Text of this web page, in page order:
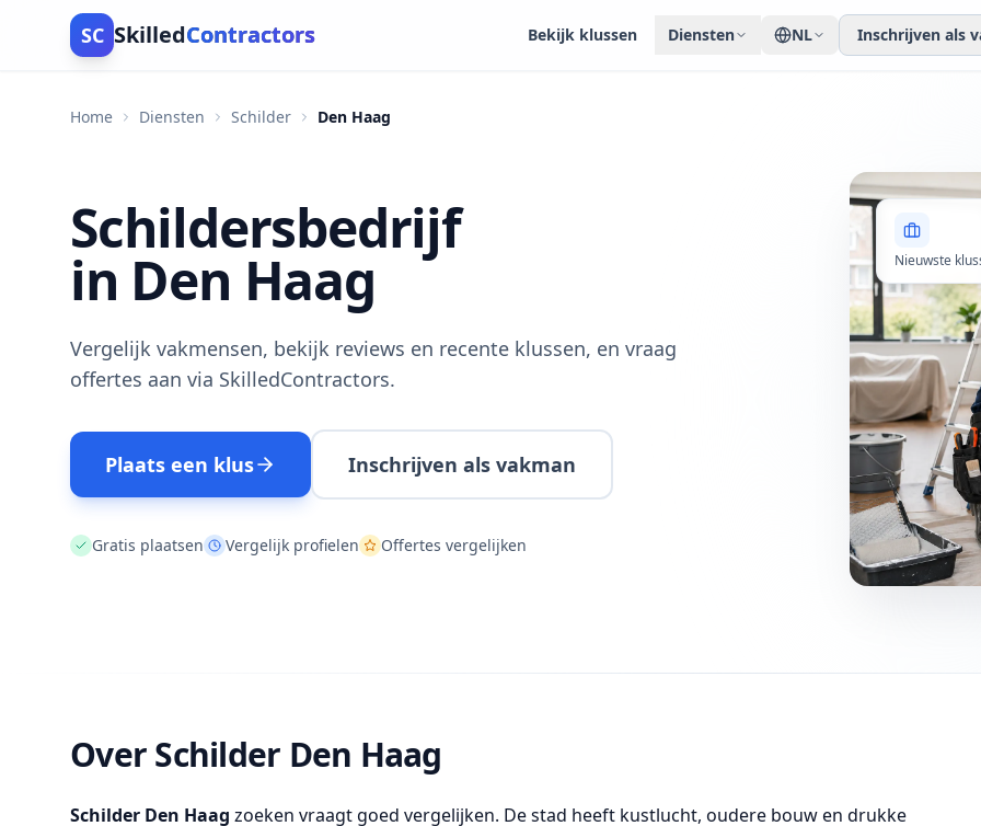
SC SkilledContractors Bekijk klussen Diensten NL Inschrijven als
Home Diensten Schilder Den Haag
Schildersbedrijf
in Den Haag
Vergelijk vakmensen, bekijk reviews en recente klussen, en vraag
offertes aan via SkilledContractors.
Plaats een klus Inschrijven als vakman
Gratis plaatsen Vergelijk profielen Offertes vergelijken
Nieuwste
Over Schilder Den Haag
Schilder Den Haag zoeken vraagt goed vergelijken. De stad heeft kustlucht, oudere bouw en drukke